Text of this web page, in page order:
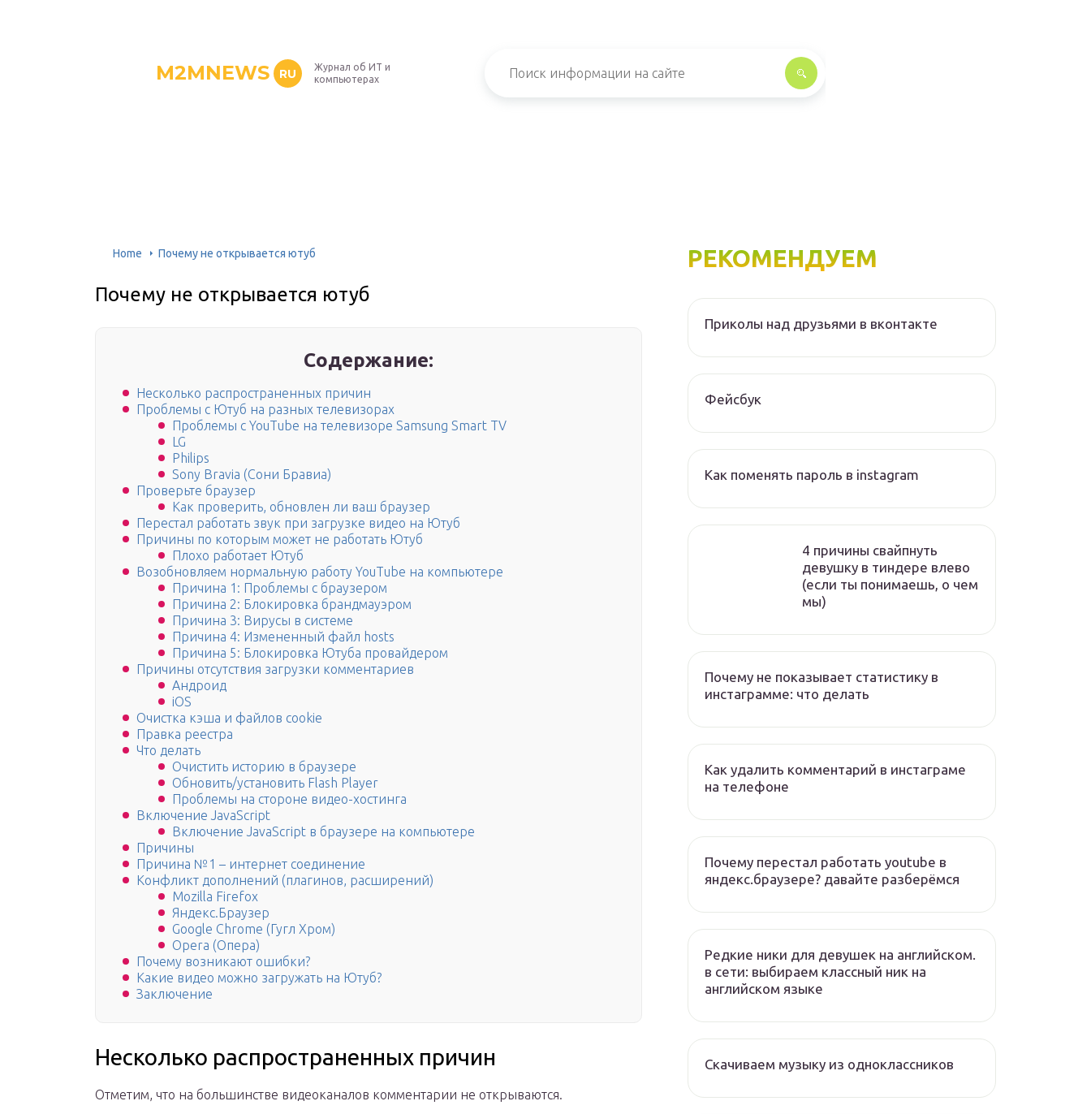
M2MNEWS RU
Журнал об ИТ и
компьютерах
Home Почему не открывается ютуб
Почему не открывается ютуб
Содержание:
Несколько распространенных причин
Проблемы с Ютуб на разных телевизорах
Проблемы с YouTube на телевизоре Samsung Smart TV
LG
Philips
Sony Bravia (Сони Бравиа)
Проверьте браузер
Как проверить, обновлен ли ваш браузер
Перестал работать звук при загрузке видео на Ютуб
Причины по которым может не работать Ютуб
Плохо работает Ютуб
Возобновляем нормальную работу YouTube на компьютере
Причина 1: Проблемы с браузером
Причина 2: Блокировка брандмауэром
Причина 3: Вирусы в системе
Причина 4: Измененный файл hosts
Причина 5: Блокировка Ютуба провайдером
Причины отсутствия загрузки комментариев
Андроид
iOS
Очистка кэша и файлов cookie
Правка реестра
Что делать
Очистить историю в браузере
Обновить/установить Flash Player
Проблемы на стороне видео-хостинга
Включение JavaScript
Включение JavaScript в браузере на компьютере
Причины
Причина №1 – интернет соединение
Конфликт дополнений (плагинов, расширений)
Mozilla Firefox
Яндекс.Браузер
Google Chrome (Гугл Хром)
Opera (Опера)
Почему возникают ошибки?
Какие видео можно загружать на Ютуб?
Заключение
Несколько распространенных причин
Отметим, что на большинстве видеоканалов комментарии не открываются.
РЕКОМЕНДУЕМ
Приколы над друзьями в вконтакте
Фейсбук
Как поменять пароль в instagram
4 причины свайпнуть
девушку в тиндере влево
(если ты понимаешь, о чем
мы)
Почему не показывает статистику в
инстаграмме: что делать
Как удалить комментарий в инстаграме
на телефоне
Почему перестал работать youtube в
яндекс.браузере? давайте разберёмся
Редкие ники для девушек на английском.
в сети: выбираем классный ник на
английском языке
Скачиваем музыку из одноклассников